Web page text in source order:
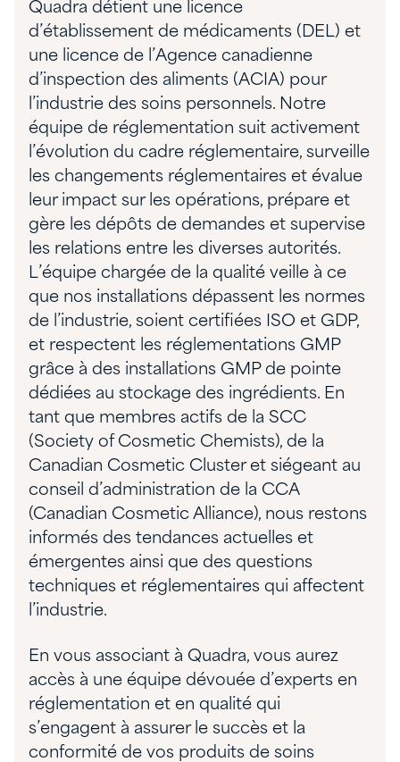
Quadra détient une licence
d’établissement de médicaments (DEL) et
une licence de l’Agence canadienne
d’inspection des aliments (ACIA) pour
l’industrie des soins personnels. Notre
équipe de réglementation suit activement
l’évolution du cadre réglementaire, surveille
les changements réglementaires et évalue
leur impact sur les opérations, prépare et
gère les dépôts de demandes et supervise
les relations entre les diverses autorités.
L’équipe chargée de la qualité veille à ce
que nos installations dépassent les normes
de l’industrie, soient certifiées ISO et GDP,
et respectent les réglementations GMP
grâce à des installations GMP de pointe
dédiées au stockage des ingrédients. En
tant que membres actifs de la SCC
(Society of Cosmetic Chemists), de la
Canadian Cosmetic Cluster et siégeant au
conseil d’administration de la CCA
(Canadian Cosmetic Alliance), nous restons
informés des tendances actuelles et
émergentes ainsi que des questions
techniques et réglementaires qui affectent
l’industrie.
En vous associant à Quadra, vous aurez
accès à une équipe dévouée d’experts en
réglementation et en qualité qui
s’engagent à assurer le succès et la
conformité de vos produits de soins